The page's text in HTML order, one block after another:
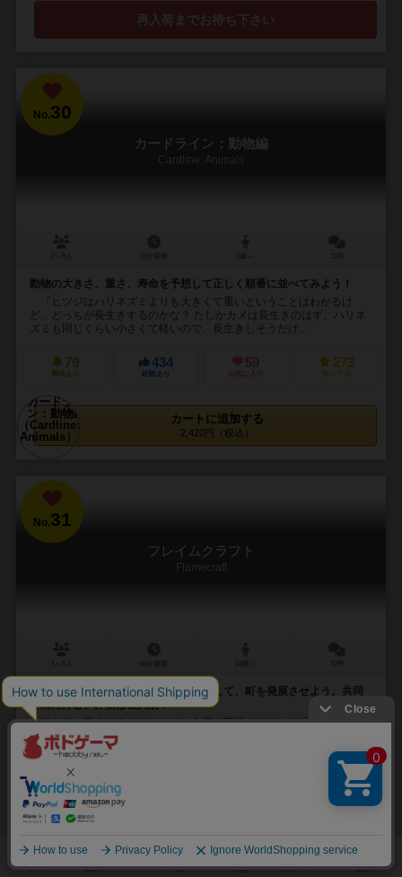
再入荷までお待ち下さい
No.30
カードライン：動物編
Cardline: Animals
動物の大きさ、重さ、寿命を予想して正しく順番に並べてみよう！
『ヒツジはハリネズミよりも大きくて重いということはわかるけ
ど、どっちが長生きするのかな？ たしかカメは長生きのはず。ハリネ
ズミも同じくらい小さくて軽いので、長生きしそうだけ...
79
興味あり
434
経験あり
59
お気に入り
273
持ってる
カートに追加する
2,420円（税込）
No.31
フレイムクラフト
Flamecraft
働き者のドラゴンたちをみんなで配置して、町を発展させよう。共同
作業だけど、評価は個人別！
働き者の職人ドラゴンたちは、今日も商品づくりに大忙し。あなた
の目標は、ぴったりの働き場所を探したり、成果があがる環境を整え
たりすることで、ドラゴンたちのアウトプットを高める...
316
興味あり
601
持ってる
6,930円（税込）